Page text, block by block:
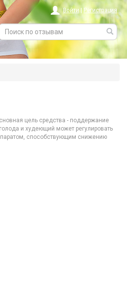
Войти | Регистрация
цель средства - поддержание
и худеющий может регулировать
способствующим снижению